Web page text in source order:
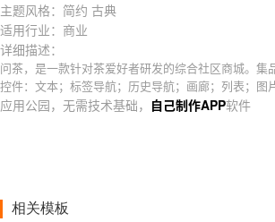
主题风格：简约 古典
适用行业：商业
详细描述：
问茶，是一款针对茶爱好者研发的综合社区商城。
控件：文本；标签导航；历史导航；画廊；列表；
应用公园，无需技术基础， 自己制作APP软件
相关模板